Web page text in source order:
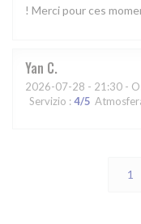
! Merci pour ces
Yan C
2026-07-28 - 21:30 -
Servizio : 4/5
1